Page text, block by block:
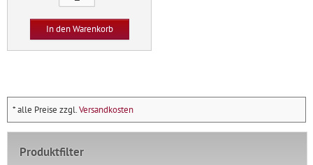
-
Liebe,
A4
Menge
In den Warenkorb
* alle Preise zzgl.Versandkosten
Produktfilter